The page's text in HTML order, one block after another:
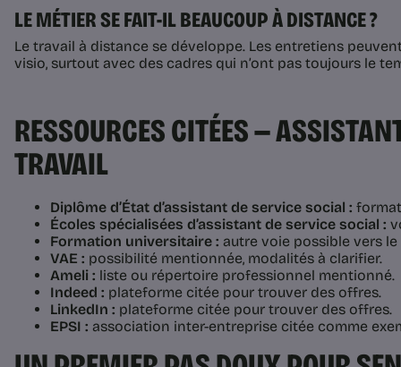
LE MÉTIER SE FAIT-IL BEAUCOUP À DISTANCE ?
Le travail à distance se développe. Les entretiens
visio, surtout avec des cadres qui n’ont pas toujours le
RESSOURCES CITÉES —
TRAVAIL
Diplôme d’État d’assistant de service social :
Écoles spécialisées d’assistant de service social :
Formation universitaire : autre voie possible vers le
VAE : possibilité mentionnée, modalités à clarifier.
Ameli : liste ou répertoire professionnel mentionné.
Indeed : plateforme citée pour trouver des offres.
LinkedIn : plateforme citée pour trouver des offres.
EPSI : association inter-entreprise citée comme